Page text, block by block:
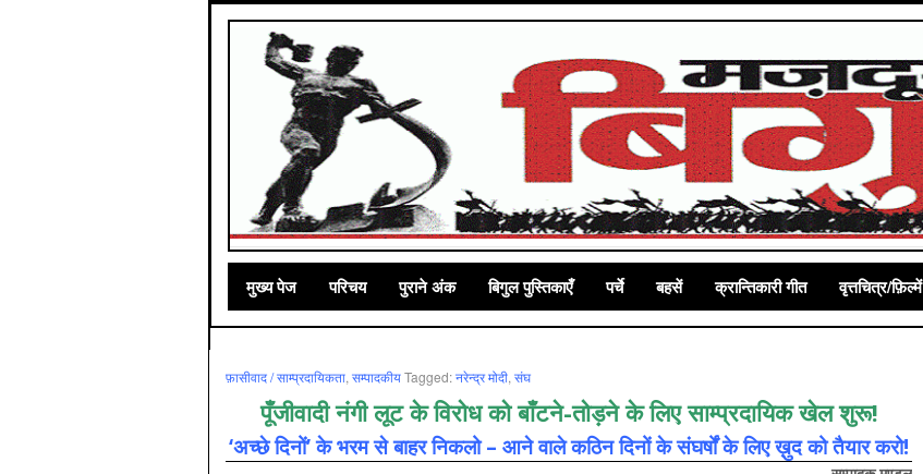
मुख्‍य पेज परिचय पुराने अंक बिगुल पुस्तिकाएँ पर्चे बहसें क्रान्तिकारी गीत वृत्तचित्र/फ़िल्में
फ़ासीवाद / साम्‍प्रदायिकता, सम्‍पादकीयTagged:नरेन्‍द्र मोदी, संघ
पूँजीवादी नंगी लूट के विरोध को बाँटने-तोड़ने के लिए साम्प्रदायिक खेल शुरू!
‘अच्छे दिनों’ के भरम से बाहर निकलो – आने वाले कठिन दिनों के संघर्षों के लिए ख़ुद को तैयार करो!